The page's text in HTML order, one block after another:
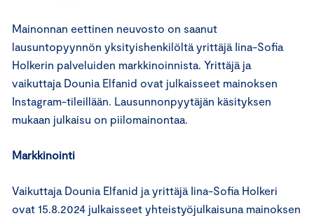
Mainonnan eettinen neuvosto on saanut
lausuntopyynnön yksityishenkilöltä yrittäjä Iina-Sofia
Holkerin palveluiden markkinoinnista. Yrittäjä ja
vaikuttaja Dounia Elfanid ovat julkaisseet mainoksen
Instagram-tileillään. Lausunnonpyytäjän käsityksen
mukaan julkaisu on piilomainontaa.
Markkinointi
Vaikuttaja Dounia Elfanid ja yrittäjä Iina-Sofia Holkeri
ovat 15.8.2024 julkaisseet yhteistyöjulkaisuna mainoksen